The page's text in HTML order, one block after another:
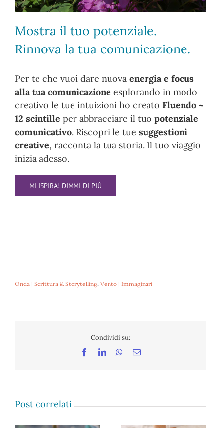
Mostra il tuo potenziale.
Rinnova la tua comunicazione.
Per te che vuoi dare nuova energia e focus
alla tua comunicazione esplorando in modo
creativo le tue intuizioni ho creato Fluendo ~
12 scintille per abbracciare il tuo potenziale
comunicativo. Riscopri le tue suggestioni
creative, racconta la tua storia. Il tuo viaggio
inizia adesso.
MI ISPIRA! DIMMI DI PIÙ
Onda | Scrittura & Storytelling, Vento | Immaginari
Condividi su:
FacebookLinkedInWhatsApp
Email
Post correlati